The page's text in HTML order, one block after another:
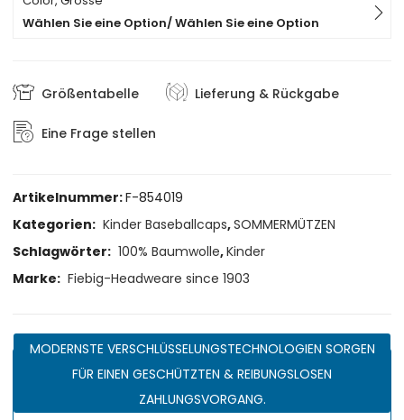
Wählen Sie eine Option/ Wählen Sie eine Option
Größentabelle Lieferung & Rückgabe
Eine Frage stellen
Artikelnummer:F-854019
Kategorien: Kinder Baseballcaps,SOMMERMÜTZEN
Schlagwörter: 100% Baumwolle,Kinder
Marke: Fiebig-Headweare since 1903
MODERNSTE VERSCHLÜSSELUNGSTECHNOLOGIEN SORGEN
FÜR EINEN GESCHÜTZTEN & REIBUNGSLOSEN
ZAHLUNGSVORGANG.